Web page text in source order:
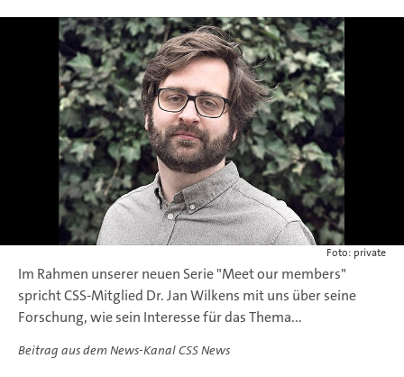
Foto: private
Im Rahmen unserer neuen Serie "Meet our members"
spricht CSS-Mitglied Dr. Jan Wilkens mit uns über seine
Forschung, wie sein Interesse für das Thema...
Beitrag aus dem News-Kanal CSS News